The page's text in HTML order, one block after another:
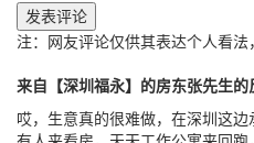
发表评论
注：网友评论仅供其表达个人看法
来自【深圳福永】的房东张先生的
哎，生意真的很难做，在深圳这